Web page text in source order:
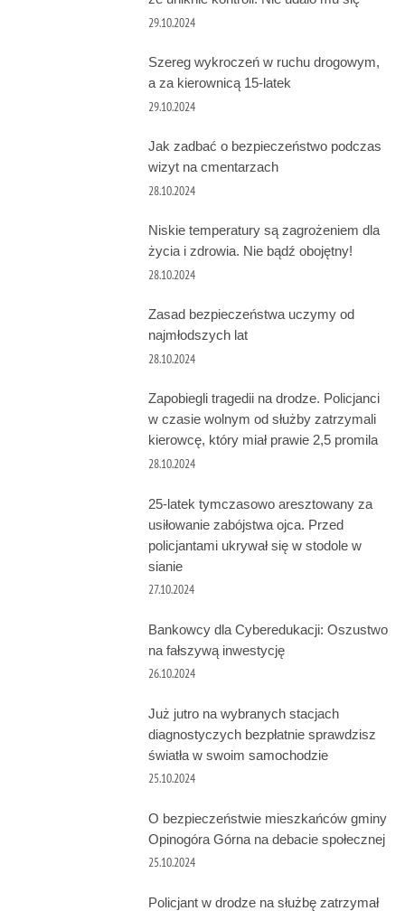
29.10.2024
Szereg wykroczeń w ruchu drogowym,
a za kierownicą 15-latek
29.10.2024
Jak zadbać o bezpieczeństwo podczas
wizyt na cmentarzach
28.10.2024
Niskie temperatury są zagrożeniem dla
życia i zdrowia. Nie bądź obojętny!
28.10.2024
Zasad bezpieczeństwa uczymy od
najmłodszych lat
28.10.2024
Zapobiegli tragedii na drodze. Policjanci
w czasie wolnym od służby zatrzymali
kierowcę, który miał prawie 2,5 promila
28.10.2024
25-latek tymczasowo aresztowany za
usiłowanie zabójstwa ojca. Przed
policjantami ukrywał się w stodole w
sianie
27.10.2024
Bankowcy dla Cyberedukacji: Oszustwo
na fałszywą inwestycję
26.10.2024
Już jutro na wybranych stacjach
diagnostyczych bezpłatnie sprawdzisz
światła w swoim samochodzie
25.10.2024
O bezpieczeństwie mieszkańców gminy
Opinogóra Górna na debacie społecznej
25.10.2024
Policjant w drodze na służbę zatrzymał